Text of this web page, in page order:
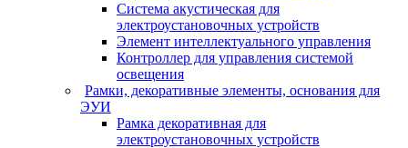
Система акустическая для
электроустановочных устройств
Элемент интеллектуального управления
Контроллер для управления системой
освещения
Рамки, декоративные элементы, основания для
ЭУИ
Рамка декоративная для
электроустановочных устройств